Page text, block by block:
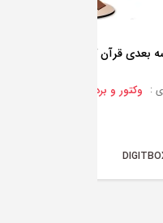
بعدی قرآن کریم
: وکتور و برداری AI